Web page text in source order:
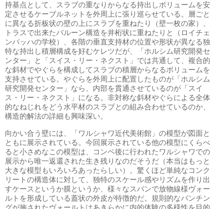
持基点として、スラブの重なりからなる持出しボリュームを安
定させるケーブルネットを外周上に張り巡らせている。層ごと
に異なる折板状の壁の上にスラブを重ねたり（壁一枚の家）、
トラスで出来たバルーン構造を井桁状に重ねたりと（ロイチェ
ンバッハの学校）、各階の垂直支持材の位置や形状が異なる独
特な持出し積層構成を好むケレツだが、「ホルシム研究開発セ
ンター」と「スイス・リー・ネクスト」では共通して、複合的
な斜材でやぐらを構成してスラブの積層からなるボリュームを
支持させている。やぐらを外周上に配置したものが「ホルシム
研究開発センター」なら、内部を貫通させているのが「スイ
ス・リー・ネクスト」になる。非対称な斜材やぐらによる全体
的なねじれをどう水平材のスラブとの組み合わせているのか、
構造的解法の詳細も興味深い。
向かい合う壁には、「ワルシャワ近代美術館」の模型が図面と
ともに展示されている。今回展示されている他の模型にくらべ
ると小さめなこの模型は、コンペ後に行われたワルシャワでの
展示から唯一返還された生き残りなのだそうだ（本当はもっと
大きな模型もいろいろあったらしい）。驚くほど単純なコンク
リートの構造体に対して、独特のスケール感やリズムを作り出
すケースというか膜というか、様々なスパンで放物線様ヴォー
ルトを形成している蓋状の外皮が特徴的だ。規則的なパンチン
グが施されたヴォールトはあきらかに内的体験の多様性を目的